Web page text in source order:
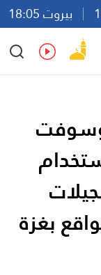
بيروت 18:05
Ar
En Fr Es
بغزة